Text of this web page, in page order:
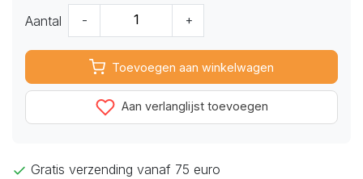
Aantal - +
Toevoegen aan winkelwagen
Aan verlanglijst toevoegen
Gratis verzending vanaf 75 euro